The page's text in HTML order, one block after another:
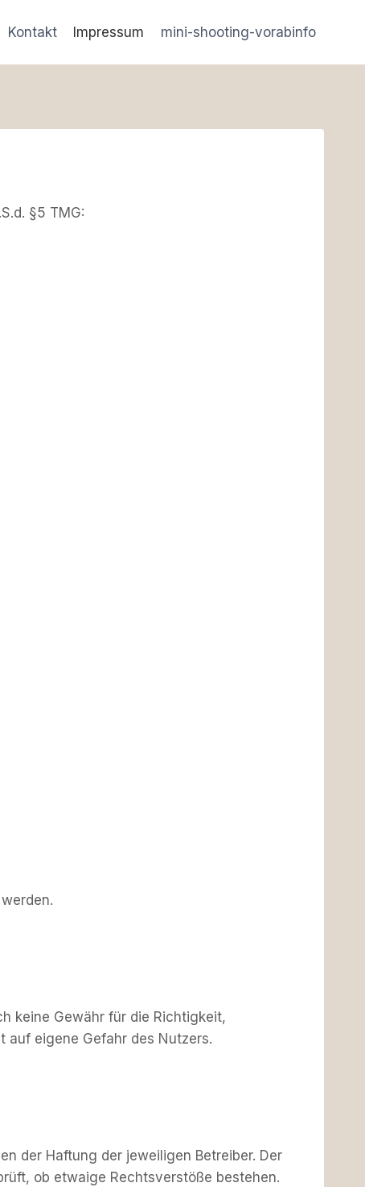
Kontakt Impressum mini-shooting-vorabinfo
§5 TMG:
keine Gewähr für die Richtigkeit,
auf eigene Gefahr des Nutzers.
der Haftung der jeweiligen Betreiber. Der
ob etwaige Rechtsverstöße bestehen.